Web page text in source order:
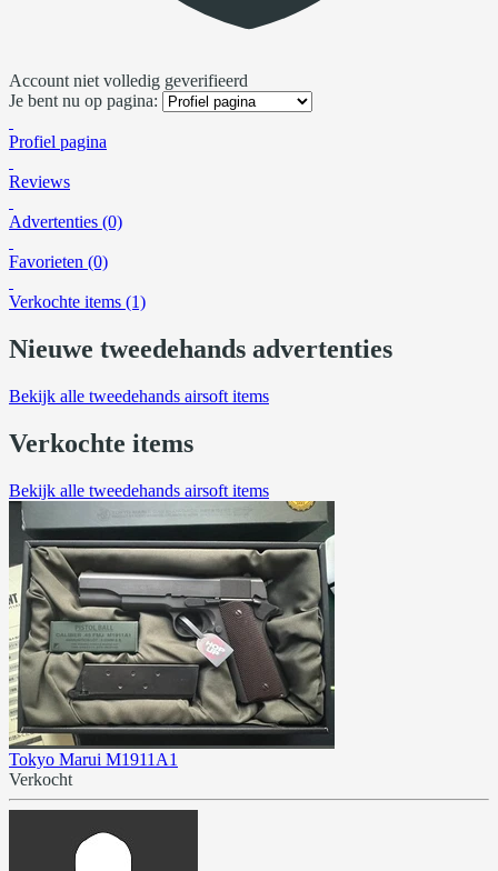
Account niet volledig geverifieerd
Je bent nu op pagina:
Profiel pagina
Reviews
Advertenties (0)
Favorieten (0)
Verkochte items (1)
Nieuwe tweedehands advertenties
Bekijk alle tweedehands airsoft items
Verkochte items
Bekijk alle tweedehands airsoft items
Tokyo Marui M1911A1
Verkocht